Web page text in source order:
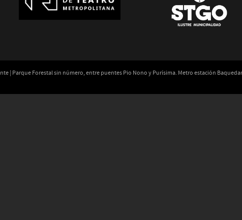
| Parque Forestal sin número, entre puentes Pio Nono y Purísima. Metro estación